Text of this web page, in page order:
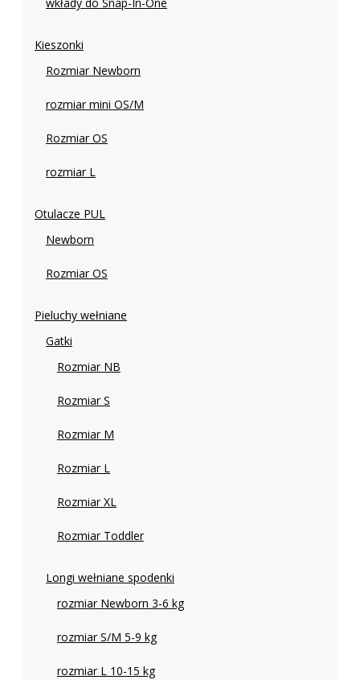
Kieszonki
Rozmiar Newborn
rozmiar mini OS/M
Rozmiar OS
rozmiar L
Otulacze PUL
Newborn
Rozmiar OS
Pieluchy wełniane
Gatki
Rozmiar NB
Rozmiar S
Rozmiar M
Rozmiar L
Rozmiar XL
Rozmiar Toddler
Longi wełniane spodenki
rozmiar Newborn 3-6 kg
rozmiar S/M 5-9 kg
rozmiar L 10-15 kg